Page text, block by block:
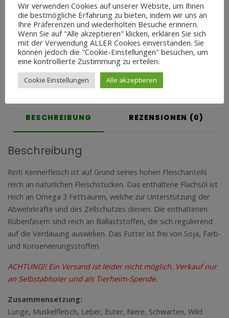
Share this product
BESCHREIBUNG REZENSIONEN (0)
Beschreibung
Rinti Kennerfleisch ist auf Grund seines hohen Fleischanteils
reich an natürlichen Fleischstücken. Das enthaltene Flachsöl ist
reich an Omega 3 Fettsäuren, welche zur Unterstützung der
Abwehrkräfte und des Zellschutzes dienen. Die enthaltenen
Rübenfasern sind reich an Ballaststoffen, die sich regulierend
auf die Verdauung auswirken. Das Futter ist frei von Soja, Farb-
und Konservierungsstoffen.
ACHTUNG!! Ein Versand ist leider nicht möglich. Verkauf nur
an Selbstabholer und als Tierheim-Spende.
Zusammensetzung:
Lunge, Muskelfleisch, Leber, Euter, Niere, Schwarten, Wild
Wir verwenden Cookies auf unserer Website, um Ihnen
die bestmögliche Erfahrung zu bieten, indem wir uns an
Ihre Präferenzen und wiederholten Besuche erinnern.
Wenn Sie auf "Alle akzeptieren" klicken, erklären Sie sich
mit der Verwendung ALLER Cookies einverstanden. Sie
können jedoch die "Cookie-Einstellungen" besuchen, um
eine kontrollierte Zustimmung zu erteilen.
Cookie Einstellungen Alle akzeptieren